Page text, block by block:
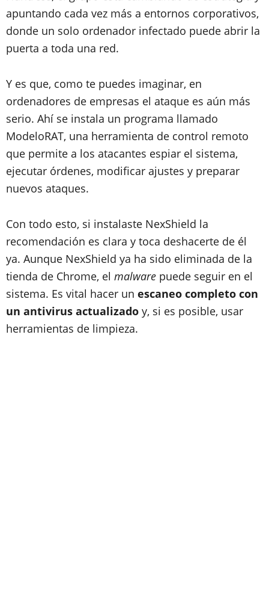
apuntando cada vez más a entornos corporativos,
donde un solo ordenador infectado puede abrir la
puerta a toda una red.
Y es que, como te puedes imaginar, en
ordenadores de empresas el ataque es aún más
serio. Ahí se instala un programa llamado
ModeloRAT, una herramienta de control remoto
que permite a los atacantes espiar el sistema,
ejecutar órdenes, modificar ajustes y preparar
nuevos ataques.
Con todo esto, si instalaste NexShield la
recomendación es clara y toca deshacerte de él
ya. Aunque NexShield ya ha sido eliminada de la
tienda de Chrome, el malware puede seguir en el
sistema. Es vital hacer un escaneo completo con
un antivirus actualizado y, si es posible, usar
herramientas de limpieza.